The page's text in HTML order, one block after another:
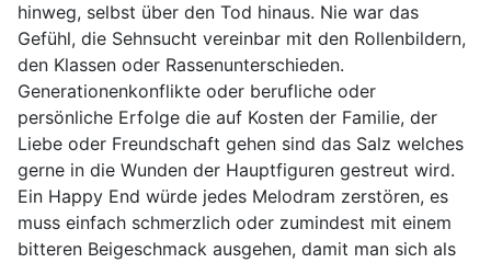
hinweg, selbst über den Tod hinaus. Nie war das
Gefühl, die Sehnsucht vereinbar mit den Rollenbildern,
den Klassen oder Rassenunterschieden.
Generationenkonflikte oder berufliche oder
persönliche Erfolge die auf Kosten der Familie, der
Liebe oder Freundschaft gehen sind das Salz welches
gerne in die Wunden der Hauptfiguren gestreut wird.
Ein Happy End würde jedes Melodram zerstören, es
muss einfach schmerzlich oder zumindest mit einem
bitteren Beigeschmack ausgehen, damit man sich als